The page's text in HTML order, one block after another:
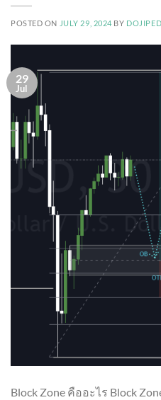
POSTED ON JULY 29, 2024 BY
29
Jul
Block Zone คืออะไร Block